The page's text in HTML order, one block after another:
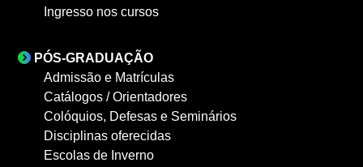
Ingresso nos cursos
PÓS-GRADUAÇÃO
Admissão e Matrículas
Catálogos / Orientadores
Colóquios, Defesas e Seminários
Disciplinas oferecidas
Escolas de Inverno